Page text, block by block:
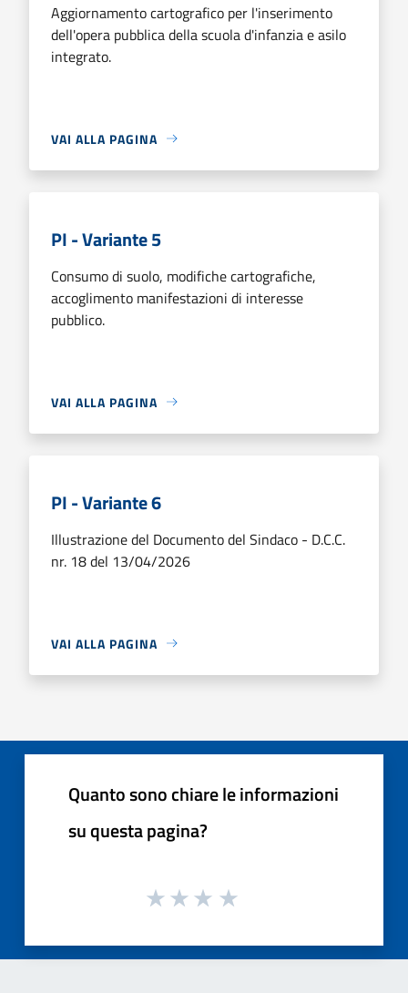
Aggiornamento cartografico per l'inserimento
dell'opera pubblica della scuola d'infanzia e asilo
integrato.
VAI ALLA PAGINA
PI - Variante 5
Consumo di suolo, modifiche cartografiche,
accoglimento manifestazioni di interesse
pubblico.
VAI ALLA PAGINA
PI - Variante 6
Illustrazione del Documento del Sindaco - D.C.C.
nr. 18 del 13/04/2026
VAI ALLA PAGINA
Quanto sono chiare le informazioni
su questa pagina?